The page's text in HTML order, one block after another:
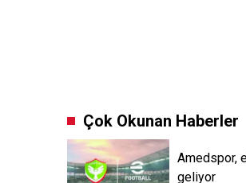
Çok Okunan Haberler
Amedspor,
geliyor